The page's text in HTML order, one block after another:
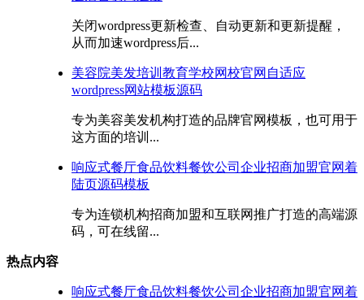
关闭wordpress更新检查、自动更新和更新提醒，
从而加速wordpress后...
美容院美发培训教育学校网校官网自适应
wordpress网站模板源码
专为美容美发机构打造的品牌官网模板，也可用于
这方面的培训...
响应式餐厅食品饮料餐饮公司企业招商加盟官网着
陆页源码模板
专为连锁机构招商加盟和互联网推广打造的高端源
码，可在线留...
热点内容
响应式餐厅食品饮料餐饮公司企业招商加盟官网着